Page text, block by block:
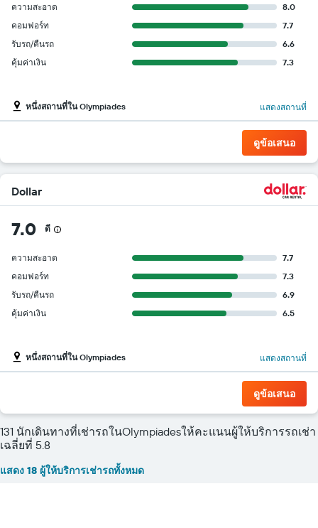
ความสะอาด
8.0
คอมฟอร์ท
7.7
รับรถ/คืนรถ
6.6
คุ้มค่าเงิน
7.3
หนึ่งสถานที่ใน Olympiades แสดงสถานที่
ดูข้อเสนอ
Dollar
7.0 ดี
ความสะอาด
7.7
คอมฟอร์ท
7.3
รับรถ/คืนรถ
6.9
คุ้มค่าเงิน
6.5
หนึ่งสถานที่ใน Olympiades แสดงสถานที่
ดูข้อเสนอ
131 นักเดินทางที่เช่ารถในOlympiadesให้คะแนนผู้ให้บริการรถเช่า
เฉลี่ยที่ 5.8
แสดง 18 ผู้ให้บริการเช่ารถทั้งหมด